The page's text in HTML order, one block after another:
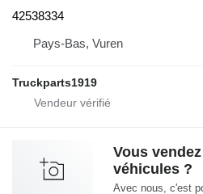
42538334
Pays-Bas, Vuren
Truckparts1919
Vous
véhicules ?
Avec nous, c'est